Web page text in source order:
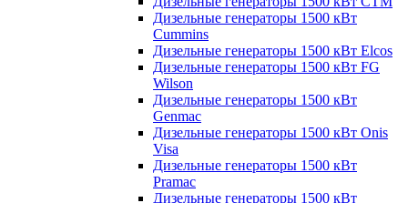
Дизельные генераторы 1500 кВт
Cummins
Дизельные генераторы 1500 кВт Elcos
Дизельные генераторы 1500 кВт FG
Wilson
Дизельные генераторы 1500 кВт
Genmac
Дизельные генераторы 1500 кВт Onis
Visa
Дизельные генераторы 1500 кВт
Pramac
Дизельные генераторы 1500 кВт